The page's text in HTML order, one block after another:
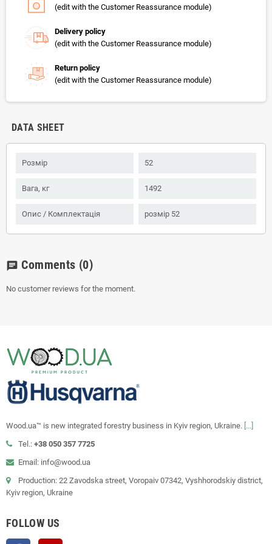
(edit with the Customer Reassurance module)
Delivery policy
(edit with the Customer Reassurance module)
Return policy
(edit with the Customer Reassurance module)
DATA SHEET
Розмір 52
Вага, кг 1492
Опис / Комплектація розмір 52
chat Comments (0)
No customer reviews for the moment.
Wood.ua™ is new integrated forestry business in Kyiv region, Ukraine. [...]
Tel.: +38 050 357 7725
Email: info@wood.ua
Production: 22 Zavodska street, Voropaiv 07342, Vyshhorodskiy district,
Kyiv region, Ukraine
FOLLOW US